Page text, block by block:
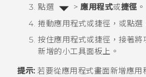
點選
> 應用程式或捷徑 。
捲動應用程式或捷徑，或點選
按住應用程式或捷徑，接著將
新增的小工具面板上。
提示:若要從應用程式畫面新增應用